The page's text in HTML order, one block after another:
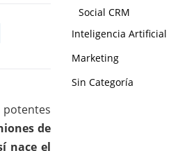
de
nace el
Social CRM
Inteligencia Artificial
Marketing
Sin Categoría